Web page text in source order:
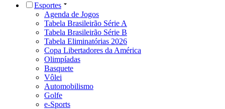
Esportes
Agenda de Jogos
Tabela Brasileirão Série A
Tabela Brasileirão Série B
Tabela Eliminatórias 2026
Copa Libertadores da América
Olimpíadas
Basquete
Vôlei
Automobilismo
Golfe
e-Sports